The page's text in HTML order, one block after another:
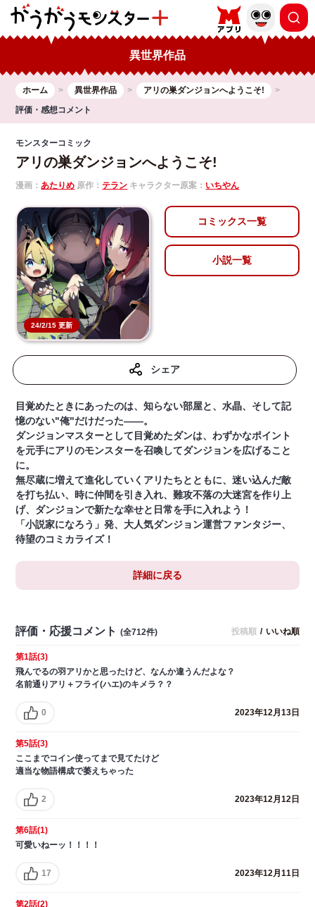
異世界作品
ホーム 異世界作品
アリの巣ダンジョンへようこそ!
評価・感想コメント
モンスターコミック
アリの巣ダンジョンへようこそ!
漫画：あたりめ 原作：テラン キャラクター原案： いちやん
24/2/15 更新
コミックス一覧
小説一覧
シェア
目覚めたときにあったのは、知らない部屋と、水晶、そして記
憶のない"俺"だけだった——。
ダンジョンマスターとして目覚めたダンは、わずかなポイント
を元手にアリのモンスターを召喚してダンジョンを広げること
に。
無尽蔵に増えて進化していくアリたちとともに、迷い込んだ敵
を打ち払い、時に仲間を引き入れ、難攻不落の大迷宮を作り上
げ、ダンジョンで新たな幸せと日常を手に入れよう！
「小説家になろう」発、大人気ダンジョン運営ファンタジー、
待望のコミカライズ！
詳細に戻る
評価・応援コメント (全712件) 投稿順 / いいね順
第1話(3)
飛んでるの羽アリかと思ったけど、なんか違うんだよな？
名前通りアリ＋フライ(ハエ)のキメラ？？
0 2023年12月13日
第5話(3)
ここまでコイン使ってまで見てたけど
適当な物語構成で萎えちゃった
2 2023年12月12日
第6話(1)
可愛いねーッ！！！！
17 2023年12月11日
第2話(2)